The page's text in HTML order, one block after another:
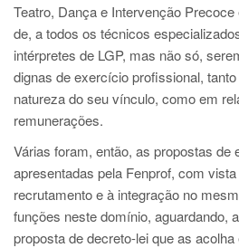
Teatro, Dança e Intervenção
de, a todos os técnicos
intérpretes de LGP, mas não só,
dignas de exercício profissional,
natureza do seu vínculo, como em
remunerações.
Várias foram, então, as propostas de
apresentadas pela Fenprof, com
recrutamento e à integração no
funções neste domínio, aguardando,
proposta de decreto-lei que as